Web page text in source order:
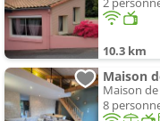
10.3 km
Maison
Maison de
8